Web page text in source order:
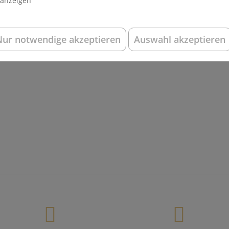
notwendige akzeptieren Auswahl akzeptieren
& Dr. Bettina Poll.
/ fotolia.com